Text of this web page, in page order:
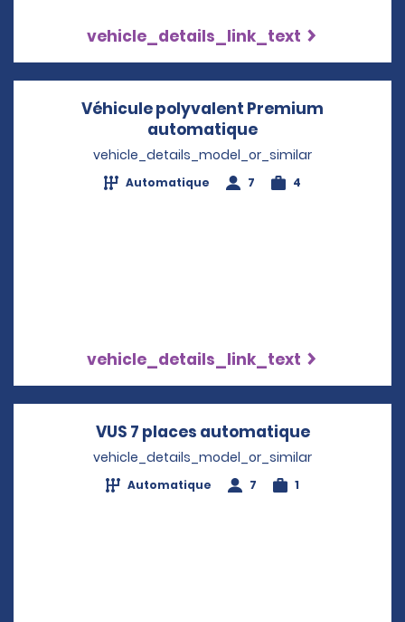
vehicle_details_link_text
Véhicule polyvalent Premium
automatique
vehicle_details_model_or_similar
Automatique 7 4
vehicle_details_link_text
VUS 7 places automatiqueOpens in a
vehicle_details_model_or_similar
Automatique 7 1